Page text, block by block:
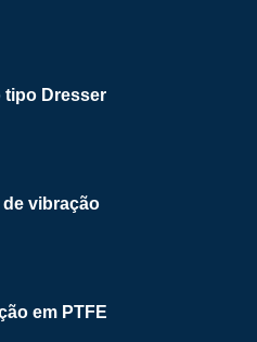
tipo Dresser
vibração
em PTFE